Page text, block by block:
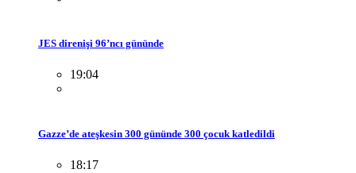
JES direnişi 96’ncı gününde
19:04
Gazze’de ateşkesin 300 gününde 300 çocuk katledildi
18:17